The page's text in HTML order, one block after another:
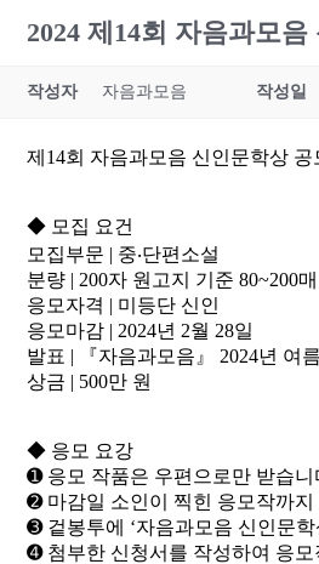
2024 제14회 자음과모
작성자 자음과모음 작성일
제14회 자음과모음 신인문학상 공
◆ 모집 요건
모집부문 | 중‧단편소설
분량 | 200자 원고지 기준 80~200매
응모자격 | 미등단 신인
응모마감 | 2024년 2월 28일
발표 | 『자음과모음』 2024년 여
상금 | 500만 원
◆ 응모 요강
➊ 응모 작품은 우편으로만 받습니
➋ 마감일 소인이 찍힌 응모작까지
➌ 겉봉투에 ‘자음과모음 신인문
➍ 첨부한 신청서를 작성하여 응